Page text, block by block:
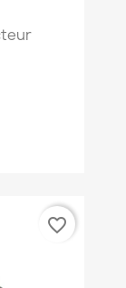
favorite_border